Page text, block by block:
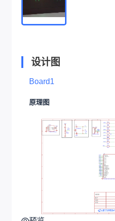
设计图
Board1
原理图